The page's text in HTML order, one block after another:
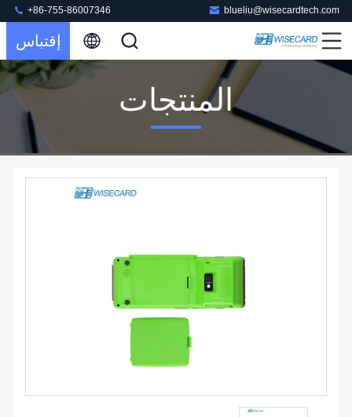
blueliu@wisecardtech.com
+86-755-86007346
إقتباس
المنتجات